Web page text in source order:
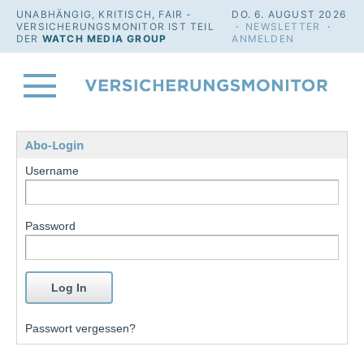
UNABHÄNGIG, KRITISCH, FAIR -
VERSICHERUNGSMONITOR IST TEIL
DER WATCH MEDIA GROUP
DO. 6. AUGUST 2026
· NEWSLETTER
·
ANMELDEN
Abo-Login
Username
Password
Passwort vergessen?